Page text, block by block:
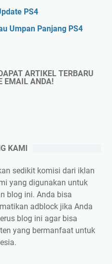
PS4
Umpan Panjang PS4
ARTIKEL TERBARU
EMAIL ANDA!
KAMI
sedikit komisi dari iklan
yang digunakan untuk
blog ini. Anda bisa
adblock jika Anda
blog ini agar bisa
yang bermanfaat untuk